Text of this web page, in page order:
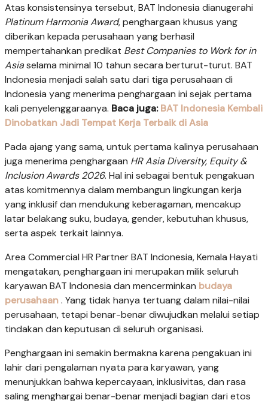
Atas konsistensinya tersebut, BAT Indonesia dianugerahi
Platinum Harmonia Award, penghargaan khusus yang
diberikan kepada perusahaan yang berhasil
mempertahankan predikat Best Companies to Work for in
Asiaselama minimal 10 tahun secara berturut-turut. BAT
Indonesia menjadi salah satu dari tiga perusahaan di
Indonesia yang menerima penghargaan ini sejak pertama
kali penyelenggaraanya. Baca juga: BAT Indonesia Kembali
Dinobatkan Jadi Tempat Kerja Terbaik di Asia
Pada ajang yang sama, untuk pertama kalinya perusahaan
juga menerima penghargaan HR Asia Diversity, Equity &
Inclusion Awards 2026. Hal ini sebagai bentuk pengakuan
atas komitmennya dalam membangun lingkungan kerja
yang inklusif dan mendukung keberagaman, mencakup
latar belakang suku, budaya, gender, kebutuhan khusus,
serta aspek terkait lainnya.
Area Commercial HR Partner BAT Indonesia, Kemala Hayati
mengatakan, penghargaan ini merupakan milik seluruh
karyawan BAT Indonesia dan mencerminkan budaya
perusahaan. Yang tidak hanya tertuang dalam nilai-nilai
perusahaan, tetapi benar-benar diwujudkan melalui setiap
tindakan dan keputusan di seluruh organisasi.
Penghargaan ini semakin bermakna karena pengakuan ini
lahir dari pengalaman nyata para karyawan, yang
menunjukkan bahwa kepercayaan, inklusivitas, dan rasa
saling menghargai benar-benar menjadi bagian dari etos